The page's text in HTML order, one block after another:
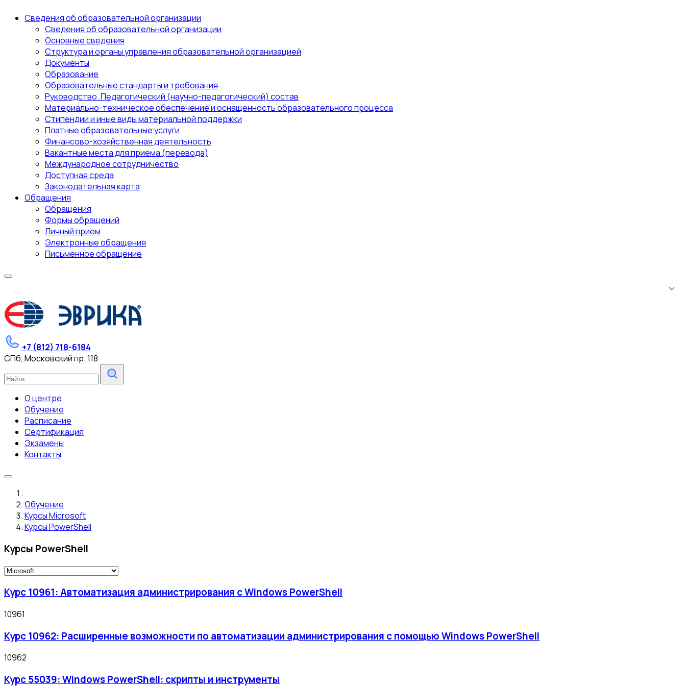
Сведения об образовательной организации
Сведения об образовательной организации
Основные сведения
Структура и органы управления образовательной организацией
Документы
Образование
Образовательные стандарты и требования
Руководство. Педагогический (научно-педагогический) состав
Материально-техническое обеспечение и оснащенность образовательного процесса
Стипендии и иные виды материальной поддержки
Платные образовательные услуги
Финансово-хозяйственная деятельность
Вакантные места для приема (перевода)
Международное сотрудничество
Доступная среда
Законодательная карта
Обращения
Обращения
Формы обращений
Личный прием
Электронные обращения
Письменное обращение
...
+7 (812) 718-6184
СПб, Московский пр. 118
О центре
Обучение
Расписание
Сертификация
Экзамены
Контакты
Обучение
Курсы Microsoft
Курсы PowerShell
Курсы PowerShell
Курс 10961: Автоматизация администрирования с Windows PowerShell
10961
Курс 10962: Расширенные возможности по автоматизации администрирования с помощью Windows PowerShell
10962
Курс 55039: Windows PowerShell: скрипты и инструменты